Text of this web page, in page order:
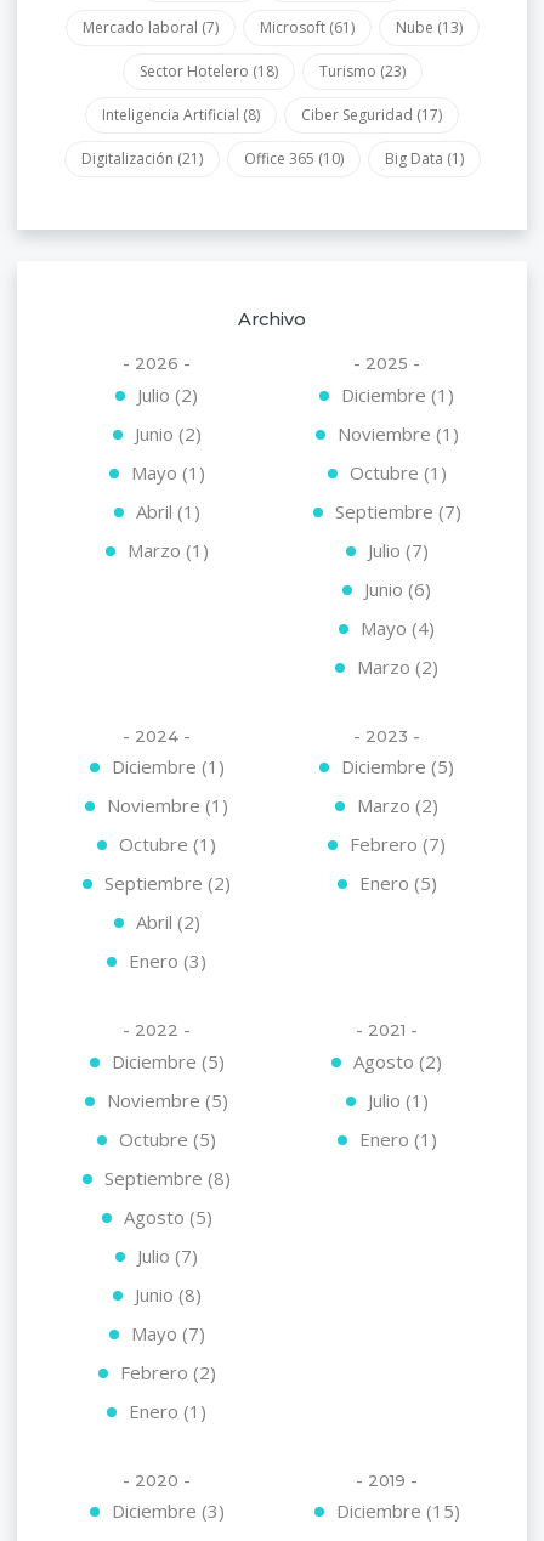
Mercado laboral (7) Microsoft (61) Nube (13)
Sector Hotelero (18) Turismo (23)
Inteligencia Artificial (8) Ciber Seguridad (17)
Digitalización (21) Office 365 (10) Big Data (1)
Archivo
- 2026 -
Julio (2)
Junio (2)
Mayo (1)
Abril (1)
Marzo (1)
- 2025 -
Diciembre (1)
Noviembre (1)
Octubre (1)
Septiembre (7)
Julio (7)
Junio (6)
Mayo (4)
Marzo (2)
- 2024 -
Diciembre (1)
Noviembre (1)
Octubre (1)
Septiembre (2)
Abril (2)
Enero (3)
- 2023 -
Diciembre (5)
Marzo (2)
Febrero (7)
Enero (5)
- 2022 -
Diciembre (5)
Noviembre (5)
Octubre (5)
Septiembre (8)
Agosto (5)
Julio (7)
Junio (8)
Mayo (7)
Febrero (2)
Enero (1)
- 2021 -
Agosto (2)
Julio (1)
Enero (1)
- 2020 -
Diciembre (3)
- 2019 -
Diciembre (15)